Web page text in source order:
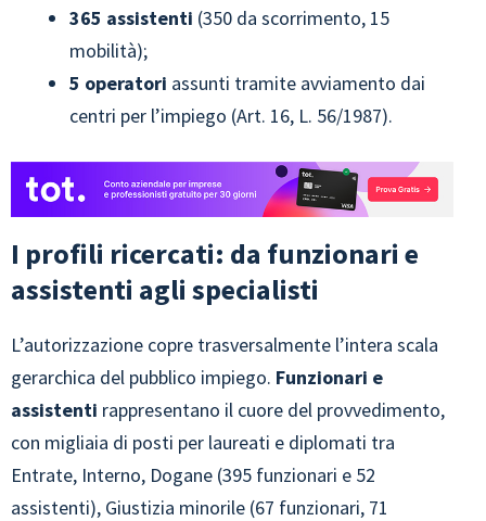
365 assistenti (350 da scorrimento, 15
mobilità);
5 operatori assunti tramite avviamento dai
centri per l’impiego (Art. 16, L. 56/1987).
I profili ricercati: da funzionari e
assistenti agli specialisti
L’autorizzazione copre trasversalmente l’intera scala
gerarchica del pubblico impiego. Funzionari e
assistenti rappresentano il cuore del provvedimento,
con migliaia di posti per laureati e diplomati tra
Entrate, Interno, Dogane (395 funzionari e 52
assistenti), Giustizia minorile (67 funzionari, 71